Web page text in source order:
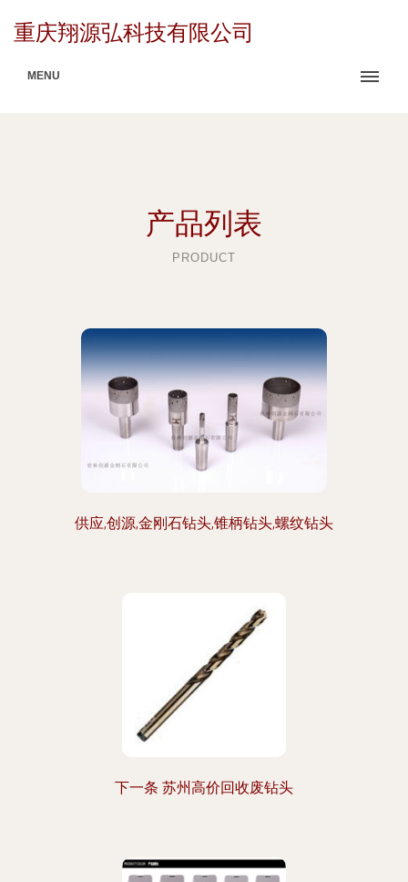
重庆翔源弘科技有限公司
MENU
产品列表
PRODUCT
供应,创源,金刚石钻头,锥柄钻头,螺纹钻头
下一条 苏州高价回收废钻头